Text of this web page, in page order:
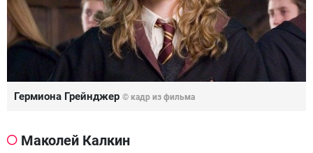
Гермиона Грейнджер © кадр из фильма
Маколей Калкин